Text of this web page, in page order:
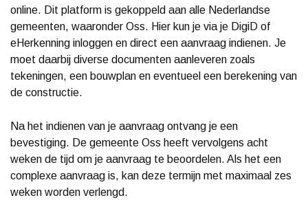
online. Dit platform is gekoppeld aan alle Nederlandse
gemeenten, waaronder Oss. Hier kun je via je DigiD of
eHerkenning inloggen en direct een aanvraag indienen. Je
moet daarbij diverse documenten aanleveren zoals
tekeningen, een bouwplan en eventueel een berekening van
de constructie.
Na het indienen van je aanvraag ontvang je een
bevestiging. De gemeente Oss heeft vervolgens acht
weken de tijd om je aanvraag te beoordelen. Als het een
complexe aanvraag is, kan deze termijn met maximaal zes
weken worden verlengd.